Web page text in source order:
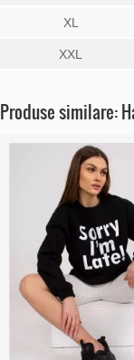
XL
XXL
Produse similare: